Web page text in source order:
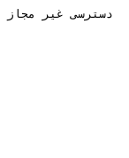
دسترسی غیر مجاز